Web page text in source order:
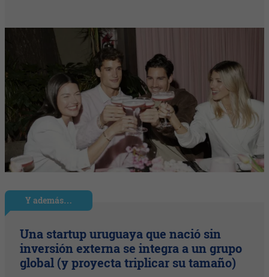
Y además…
Una startup uruguaya que nació sin
inversión externa se integra a un grupo
global (y proyecta triplicar su tamaño)